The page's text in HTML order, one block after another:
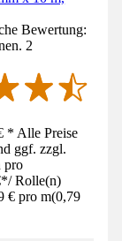
Bewertung:
2
* Alle Preise
ggf. zzgl.
pro
*/ Rolle(n)
€ pro m(0,79